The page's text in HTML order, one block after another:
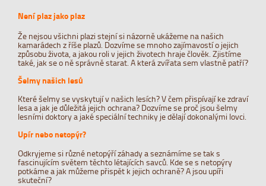
Není plaz jako plaz
Že nejsou všichni plazi stejní si názorně ukážeme na našich
kamarádech z říše plazů. Dozvíme se mnoho zajímavostí o jejich
způsobu života, a jakou roli v jejich životech hraje člověk. Zjistíme
také, jak se o ně správně starat. A která zvířata sem vlastně patří?
Šelmy našich lesů
Které šelmy se vyskytují v našich lesích? V čem přispívají ke zdraví
lesa a jak je důležitá jejich ochrana? Dozvíme se proč jsou šelmy
lesními doktory a jaké speciální techniky je dělají dokonalými lovci.
Upír nebo netopýr?
Odkryjeme si různé netopýří záhady a seznámíme se tak s
fascinujícím světem těchto létajících savců. Kde se s netopýry
potkáme a jak můžeme přispět k jejich ochraně? A jsou upíři
skuteční?